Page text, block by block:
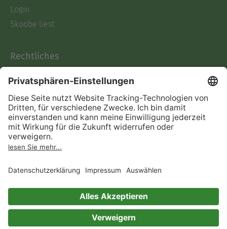
Login
Skoobe liest
Rechtliches
AGB
Informationen nach Data
Act
Verträge hier kündigen
Impressum
Immer ein gutes Buch